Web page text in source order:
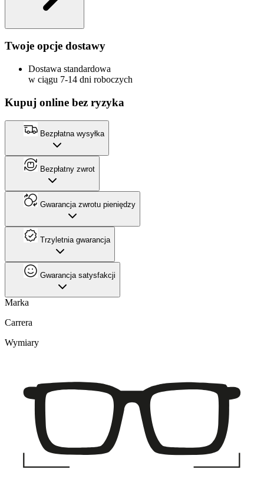
Twoje opcje dostawy
Dostawa standardowa
w ciągu 7-14 dni roboczych
Kupuj online bez ryzyka
Bezpłatna wysyłka
Bezpłatny zwrot
Gwarancja zwrotu pieniędzy
Trzyletnia gwarancja
Gwarancja satysfakcji
Marka
Carrera
Wymiary